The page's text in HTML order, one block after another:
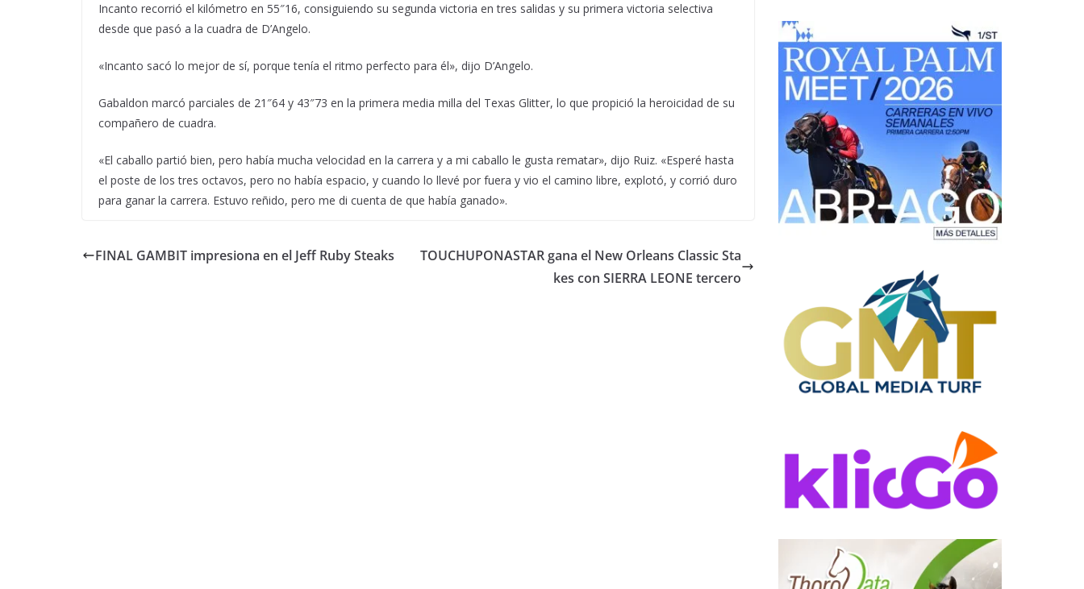
Incanto recorrió el kilómetro en 55″16, consiguiendo su segunda victoria en tres salidas y su primera victoria selectiva
desde que pasó a la cuadra de D’Angelo.
«Incanto sacó lo mejor de sí, porque tenía el ritmo perfecto para él», dijo D’Angelo.
Gabaldon marcó parciales de 21″64 y 43″73 en la primera media milla del Texas Glitter, lo que propició la heroicidad de su
compañero de cuadra.
«El caballo partió bien, pero había mucha velocidad en la carrera y a mi caballo le gusta rematar», dijo Ruiz. «Esperé hasta
el poste de los tres octavos, pero no había espacio, y cuando lo llevé por fuera y vio el camino libre, explotó, y corrió duro
para ganar la carrera. Estuvo reñido, pero me di cuenta de que había ganado».
FINAL GAMBIT impresiona en el Jeff Ruby Steaks
TOUCHUPONASTAR gana el New Orleans Classic Sta
kes con SIERRA LEONE tercero